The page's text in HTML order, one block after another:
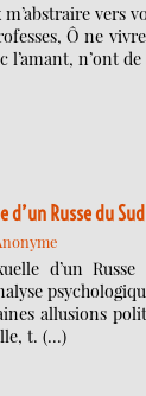
vers
Ô ne
l’amant, n’ont
d’un Russe du Sud
d’un
allusions
t. (…)